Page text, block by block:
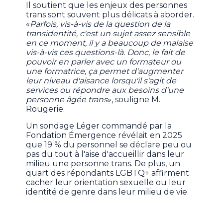
Il soutient que les enjeux des personnes
trans sont souvent plus délicats à aborder.
«Parfois, vis-à-vis de la question de la
transidentité, c'est un sujet assez sensible
en ce moment, il y a beaucoup de malaise
vis-à-vis ces questions-là. Donc, le fait de
pouvoir en parler avec un formateur ou
une formatrice, ça permet d'augmenter
leur niveau d'aisance lorsqu'il s'agit de
services ou répondre aux besoins d'une
personne âgée trans», souligne M.
Rougerie.
Un sondage Léger commandé par la
Fondation Émergence révélait en 2025
que 19 % du personnel se déclare peu ou
pas du tout à l'aise d'accueillir dans leur
milieu une personne trans. De plus, un
quart des répondants LGBTQ+ affirment
cacher leur orientation sexuelle ou leur
identité de genre dans leur milieu de vie.